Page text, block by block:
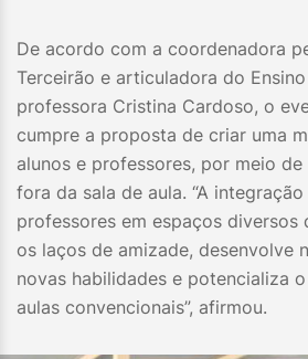
De acordo com a coordenadora
Terceirão e articuladora do
professora Cristina Cardoso, o
cumpre a proposta de criar uma
alunos e professores, por meio
fora da sala de aula. “A
professores em espaços
os laços de amizade, desenvolve
novas habilidades e potencializa
aulas convencionais”, afirmou.